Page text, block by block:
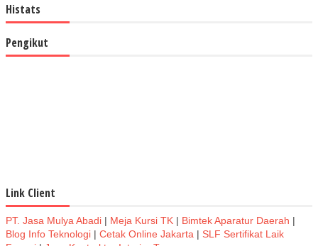
Histats
Pengikut
Link Client
PT. Jasa Mulya Abadi | Meja Kursi TK | Bimtek Aparatur Daerah |
Blog Info Teknologi | Cetak Online Jakarta | SLF Sertifikat Laik